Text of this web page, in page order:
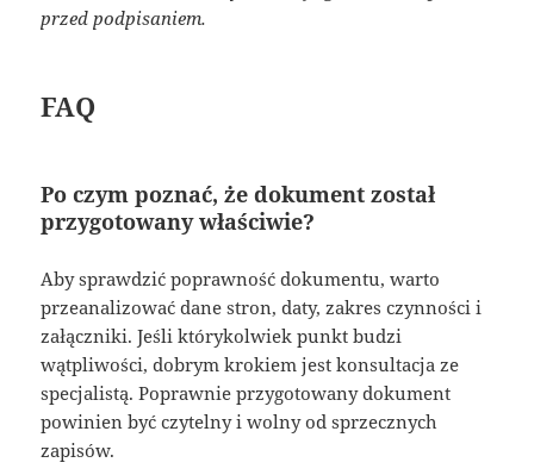
przed podpisaniem.
FAQ
Po czym poznać, że dokument został
przygotowany właściwie?
Aby sprawdzić poprawność dokumentu, warto
przeanalizować dane stron, daty, zakres czynności i
załączniki. Jeśli którykolwiek punkt budzi
wątpliwości, dobrym krokiem jest konsultacja ze
specjalistą. Poprawnie przygotowany dokument
powinien być czytelny i wolny od sprzecznych
zapisów.